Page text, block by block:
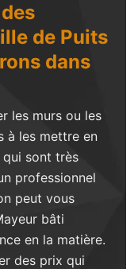
de Puits
dans
les murs ou les
à les mettre en
qui sont très
professionnel
peut vous
bâti
en la matière.
des prix qui